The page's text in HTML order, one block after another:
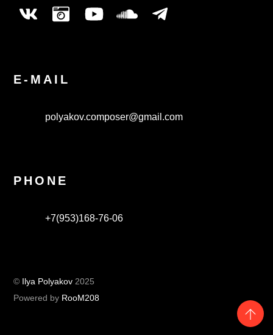
E-MAIL
polyakov.composer@gmail.com
PHONE
+7(953)168-76-06
© Ilya Polyakov 2025
Powered by RooM208